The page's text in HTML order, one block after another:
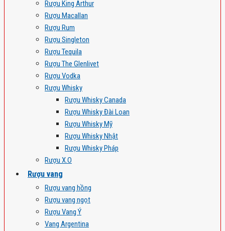
Rượu King Arthur
Rượu Macallan
Rượu Rum
Rượu Singleton
Rượu Tequila
Rượu The Glenlivet
Rượu Vodka
Rượu Whisky
Rượu Whisky Canada
Rượu Whisky Đài Loan
Rượu Whisky Mỹ
Rượu Whisky Nhật
Rượu Whisky Pháp
Rượu X.O
Rượu vang
Rượu vang hồng
Rượu vang ngọt
Rượu Vang Ý
Vang Argentina